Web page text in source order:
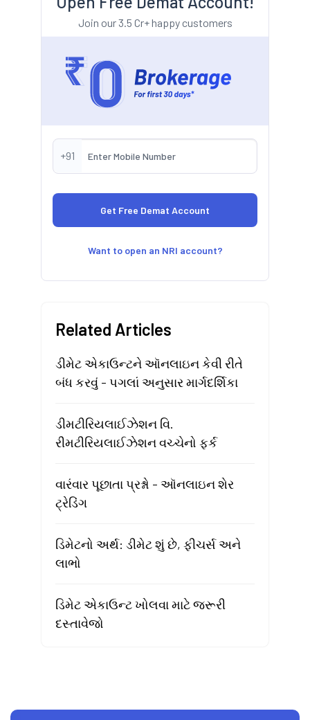
Join our 3.5 Cr+ happy customers
+91
Want to open an NRI account?
Related Articles
ડીમેટ એકાઉન્ટને ઑનલાઇન કેવી રીતે
બંધ કરવું - પગલાં અનુસાર માર્ગદર્શિકા
ડીમટીરિયલાઈઝેશન વિ.
રીમટીરિયલાઈઝેશન વચ્ચેનો ફર્ક
વારંવાર પૂછાતા પ્રશ્નો - ઑનલાઇન શેર
ટ્રેડિંગ
ડિમેટનો અર્થ: ડીમેટ શું છે, ફીચર્સ અને
લાભો
ડિમેટ એકાઉન્ટ ખોલવા માટે જરૂરી
દસ્તાવેજો